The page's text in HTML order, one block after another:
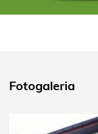
Fotogaleria